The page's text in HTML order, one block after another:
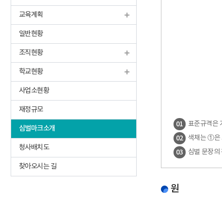
교육계획
일반현황
조직현황
학교현황
사업소현황
재정규모
심벌마크소개
청사배치도
찾아오시는 길
01 표준규격은
02 색채는 ①은
03 심벌 문장의
원